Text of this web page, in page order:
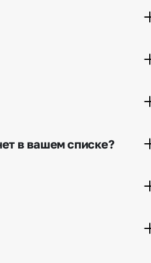
в вашем списке?